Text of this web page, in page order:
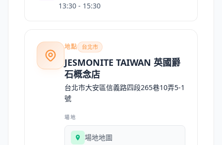
13:30 - 15:30
地點 台北市
JESMONITE TAIWAN 英國爵
石概念店
台北市大安區信義路四段265巷10弄5-1
號
場地
場地地圖